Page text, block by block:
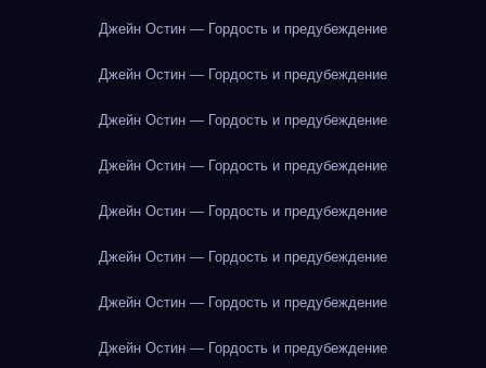
Джейн Остин — Гордость и предубеждение
Джейн Остин — Гордость и предубеждение
Джейн Остин — Гордость и предубеждение
Джейн Остин — Гордость и предубеждение
Джейн Остин — Гордость и предубеждение
Джейн Остин — Гордость и предубеждение
Джейн Остин — Гордость и предубеждение
Джейн Остин — Гордость и предубеждение